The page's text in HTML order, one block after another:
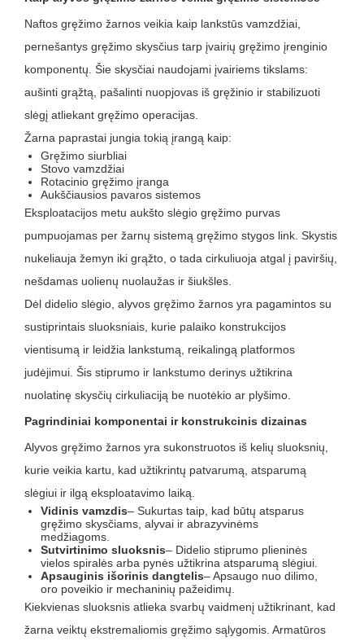
Naftos gręžimo žarnos veikia kaip lankstūs vamzdžiai,
pernešantys gręžimo skysčius tarp įvairių gręžimo įrenginio
komponentų. Šie skysčiai naudojami įvairiems tikslams:
aušinti grąžtą, pašalinti nuopjovas iš gręžinio ir stabilizuoti
slėgį atliekant gręžimo operacijas.
Žarna paprastai jungia tokią įrangą kaip:
Gręžimo siurbliai
Stovo vamzdžiai
Rotacinio gręžimo įranga
Aukščiausios pavaros sistemos
Eksploatacijos metu aukšto slėgio gręžimo purvas
pumpuojamas per žarnų sistemą gręžimo stygos link. Skystis
nukeliauja žemyn iki grąžto, o tada cirkuliuoja atgal į paviršių,
nešdamas uolienų nuolaužas ir šiukšles.
Dėl didelio slėgio, alyvos gręžimo žarnos yra pagamintos su
sustiprintais sluoksniais, kurie palaiko konstrukcijos
vientisumą ir leidžia lankstumą, reikalingą platformos
judėjimui. Šis stiprumo ir lankstumo derinys užtikrina
nuolatinę skysčių cirkuliaciją be nuotėkio ar plyšimo.
Pagrindiniai komponentai ir konstrukcinis dizainas
Alyvos gręžimo žarnos yra sukonstruotos iš kelių sluoksnių,
kurie veikia kartu, kad užtikrintų patvarumą, atsparumą
slėgiui ir ilgą eksploatavimo laiką.
Vidinis vamzdis– Sukurtas taip, kad būtų atsparus
gręžimo skysčiams, alyvai ir abrazyvinėms
medžiagoms.
Sutvirtinimo sluoksnis– Didelio stiprumo plieninės
vielos spiralės arba pynės užtikrina atsparumą slėgiui.
Apsauginis išorinis dangtelis– Apsaugo nuo dilimo,
oro poveikio ir mechaninių pažeidimų.
Kiekvienas sluoksnis atlieka svarbų vaidmenį užtikrinant, kad
žarna veiktų ekstremaliomis gręžimo sąlygomis. Armatūros